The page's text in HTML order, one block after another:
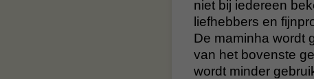
niet bij iedereen
liefhebbers en
De maminha wordt
van het bovenste
wordt minder